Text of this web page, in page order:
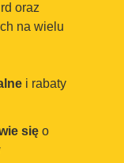
oraz
na wielu
i rabaty
się o